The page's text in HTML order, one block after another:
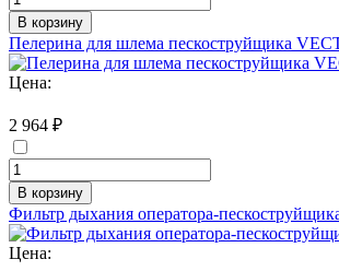
В корзину
Пелерина для шлема пескоструйщика
Цена:
2 964 ₽
В корзину
Фильтр дыхания оператора-
Цена: